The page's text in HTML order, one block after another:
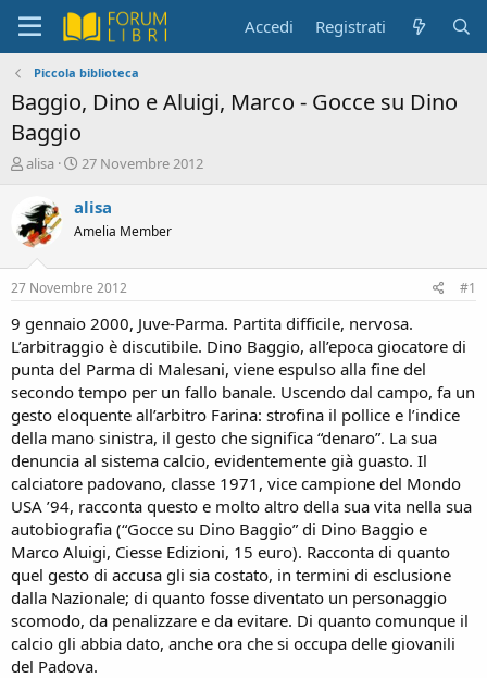
Accedi Registrati
Piccola biblioteca
Baggio, Dino e Aluigi, Marco - Gocce su Dino
Baggio
C
a
t
r
e
D
i
s
c
u
s
s
i
o
n
e
alisa
D
t
d
n
i
i
o
27 Novembre 2012
alisa
Amelia Member
27 Novembre 2012 #1
9 gennaio 2000, Juve-Parma. Partita difficile, nervosa.
L’arbitraggio è discutibile. Dino Baggio, all’epoca giocatore di
punta del Parma di Malesani, viene espulso alla fine del
secondo tempo per un fallo banale. Uscendo dal campo, fa un
gesto eloquente all’arbitro Farina: strofina il pollice e l’indice
della mano sinistra, il gesto che significa “denaro”. La sua
denuncia al sistema calcio, evidentemente già guasto. Il
calciatore padovano, classe 1971, vice campione del Mondo
USA ’94, racconta questo e molto altro della sua vita nella sua
autobiografia (“Gocce su Dino Baggio” di Dino Baggio e
Marco Aluigi, Ciesse Edizioni, 15 euro). Racconta di quanto
quel gesto di accusa gli sia costato, in termini di esclusione
dalla Nazionale; di quanto fosse diventato un personaggio
scomodo, da penalizzare e da evitare. Di quanto comunque il
calcio gli abbia dato, anche ora che si occupa delle giovanili
del Padova.